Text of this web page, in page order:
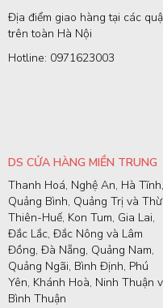
Địa điểm giao hàng tại các
trên toàn Hà Nội
Hotline: 0971623003
DS CỬA HÀNG MIỀN TRUNG
Thanh Hoá, Nghệ An, Hà Tĩnh,
Quảng Bình, Quảng Trị và
Thiên-Huế, Kon Tum, Gia Lai,
Đắc Lắc, Đắc Nông và Lâm
Đồng, Đà Nẵng, Quảng Nam,
Quảng Ngãi, Bình Định, Phú
Yên, Khánh Hoà, Ninh Thuận
Bình Thuận